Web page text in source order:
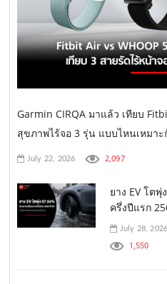
Garmin CIRQA มาแล้ว เทียบ
สุขภาพไร้จอ 3 รุ่น แบบไหนเหมาะ
July 22, 2026 2,097
ยาง EV โต
ครึ่งปีแรก
July 28, 2026
1,550